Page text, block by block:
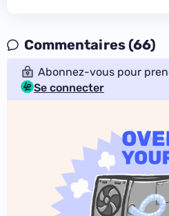
Commentaires (66)
Abonnez-vous pour
Se connecter